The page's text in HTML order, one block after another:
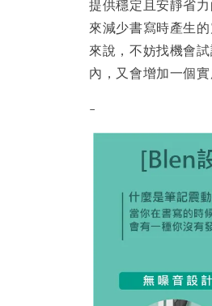
提供穩定且安靜省
來減少書寫時產生
來說，不妨找機會
內，又會增加一個
-